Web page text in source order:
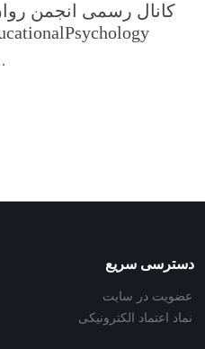
کانال رسمی انجمن
.
دسترسی سریع
عضویت در سایت
نماد اعتماد الکترونیکی